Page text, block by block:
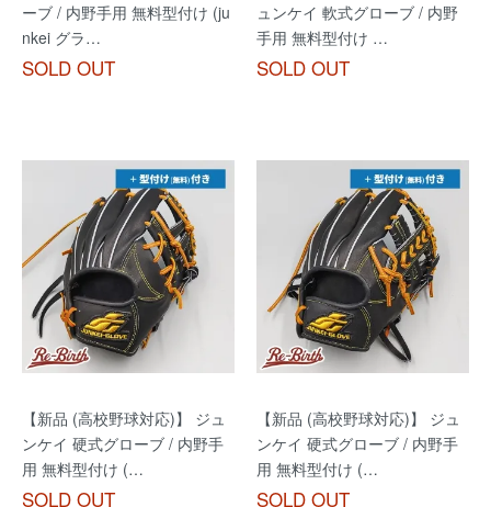
ーブ / 内野手用 無料型付け (ju
nkei グラ…
SOLD OUT
ュンケイ 軟式グローブ / 内野
手用 無料型付け …
SOLD OUT
【新品 (高校野球対応)】 ジュ
ンケイ 硬式グローブ / 内野手
用 無料型付け (…
SOLD OUT
【新品 (高校野球対応)】 ジュ
ンケイ 硬式グローブ / 内野手
用 無料型付け (…
SOLD OUT